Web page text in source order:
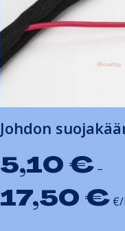
Johdon
5,10 € –
17,50 €